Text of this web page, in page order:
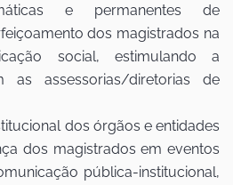
e permanentes de
dos magistrados na
social, estimulando a
as assessorias/diretorias de
dos órgãos e entidades
dos magistrados em eventos
pública-institucional,